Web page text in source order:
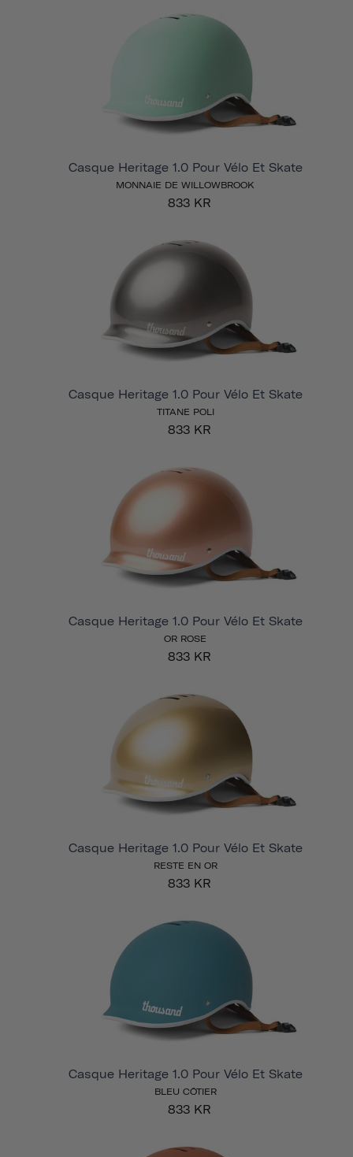
Casque Heritage 1.0 Pour Vélo Et Skate
MONNAIE DE WILLOWBROOK
833 KR
Casque Heritage 1.0 Pour Vélo Et Skate
TITANE POLI
833 KR
Casque Heritage 1.0 Pour Vélo Et Skate
OR ROSE
833 KR
Casque Heritage 1.0 Pour Vélo Et Skate
RESTE EN OR
833 KR
Casque Heritage 1.0 Pour Vélo Et Skate
BLEU CÔTIER
833 KR